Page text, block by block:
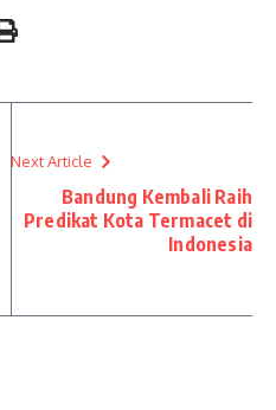
Next Article
Bandung Kembali Raih
Predikat Kota Termacet di
Indonesia